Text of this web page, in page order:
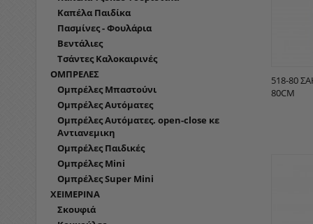
Καπέλα Παιδίκα
Πασμίνες - Φουλάρια
Βεντάλιες
Τσάντες Καλοκαιρινές
ΟΜΠΡΕΛΕΣ
Ομπρέλες Μπαστούνι
Ομπρέλες Αυτόματες
Ομπρέλες Αυτόματες. open-close κε
Αντιανεμικη
Ομπρέλες Παιδικές
Ομπρέλες Mini
Ομπρέλες Super Mini
ΧΕΙΜΕΡΙΝΑ
Σκουφιά
518-80
80CM